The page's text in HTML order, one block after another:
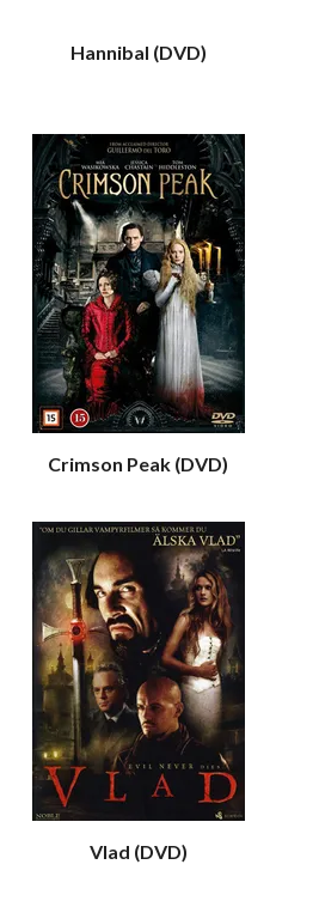
Hannibal (DVD)
Crimson Peak (DVD)
Vlad (DVD)